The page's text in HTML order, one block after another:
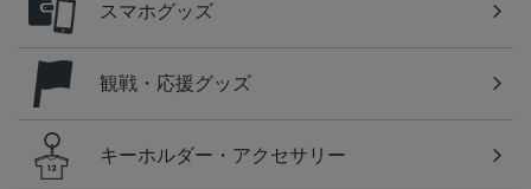
スマホグッズ
観戦・応援グッズ
キーホルダー・アクセサリー